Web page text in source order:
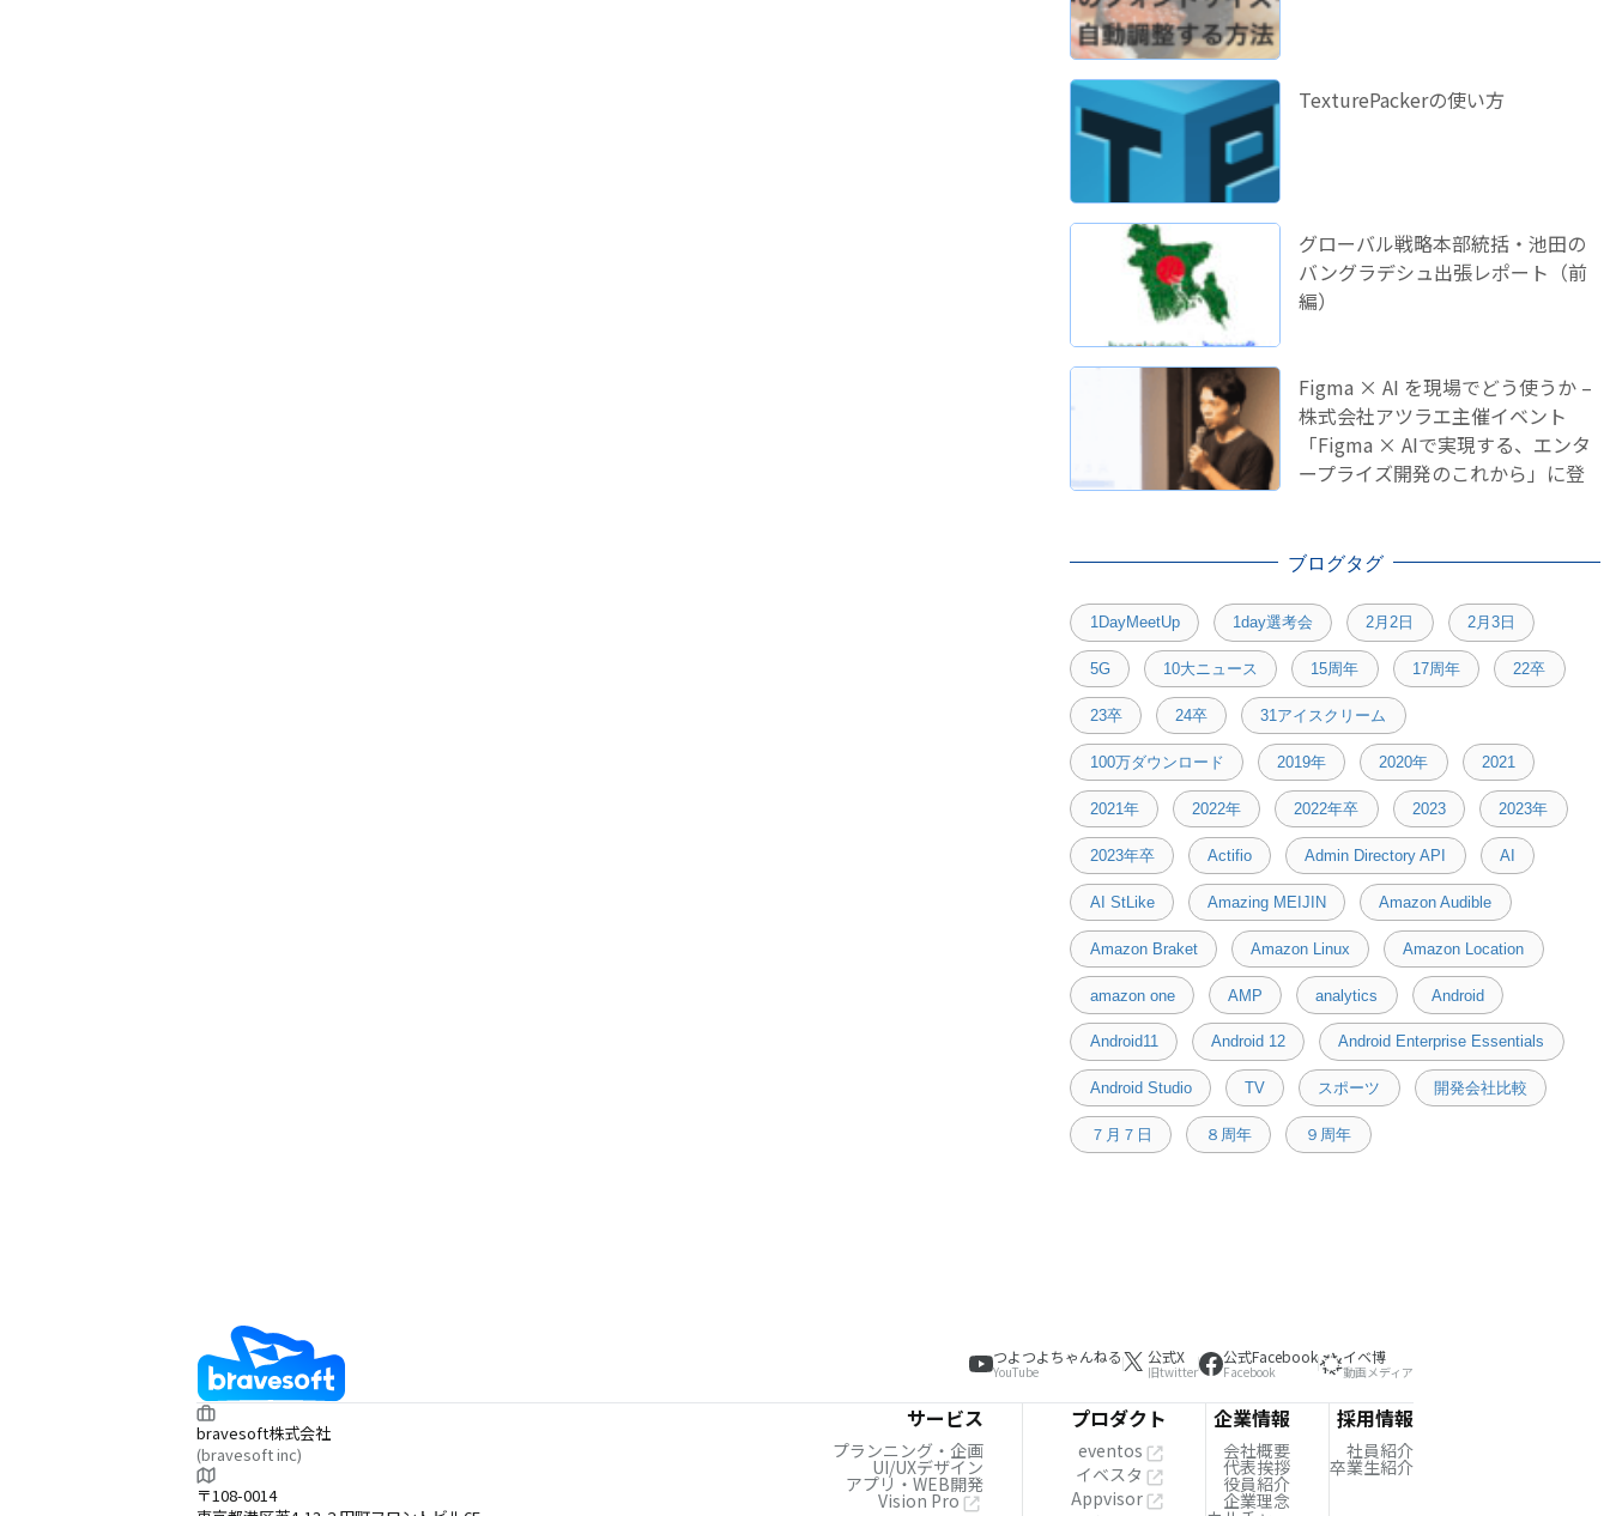
TexturePackerの使い方
グローバル戦略本部統括・池田の
バングラデシュ出張レポート（前
編）
Figma × AI を現場でどう使うか –
株式会社アツラエ主催イベント
「Figma × AIで実現する、エンタ
ープライズ開発のこれから」に登
ブログタグ
1DayMeetUp 1day選考会 2月2日 2月3日
5G 10大ニュース 15周年 17周年 22卒
23卒 24卒 31アイスクリーム
100万ダウンロード 2019年 2020年 2021
2021年 2022年 2022年卒 2023 2023年
2023年卒 Actifio Admin Directory API AI
AI StLike Amazing MEIJIN Amazon Audible
Amazon Braket Amazon Linux Amazon Location
amazon one AMP analytics Android
Android11 Android 12 Android Enterprise Essentials
Android Studio TV スポーツ 開発会社比較
７月７日 ８周年 ９周年
つよつよちゃんねる
YouTube
公式X
旧twitter
公式Facebook
Facebook
イベ博
動画メディア
bravesoft株式会社
(bravesoft inc)
〒108-0014
サービス
プランニング・企画
UI/UXデザイン
アプリ・WEB開発
Vision Pro
プロダクト
eventos
イベスタ
Appvisor
企業情報
会社概要
代表挨拶
役員紹介
企業理念
採用情報
社員紹介
卒業生紹介